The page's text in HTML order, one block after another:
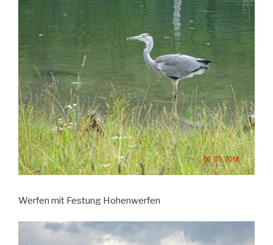
Werfen mit Festung Hohenwerfen